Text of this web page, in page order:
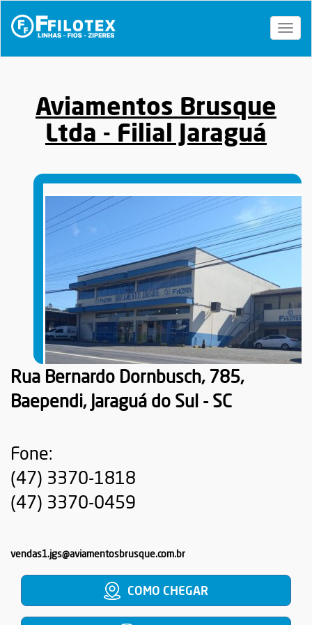
Aviamentos Brusque
Ltda - Filial Jaraguá
Rua Bernardo Dornbusch, 785,
Baependi, Jaraguá do Sul - SC
Fone:
(47) 3370-1818
(47) 3370-0459
vendas1.jgs@aviamentosbrusque.com.br
COMO CHEGAR